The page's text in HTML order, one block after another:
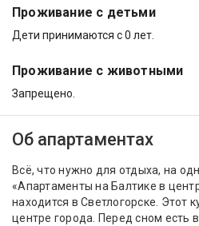
Проживание с детьми
Дети принимаются с 0 лет.
Проживание с животными
Запрещено.
Об апартаментах
Всё, что нужно для отдыха, на
«Апартаменты на Балтике в
находится в Светлогорске. Этот
центре города. Перед сном есть